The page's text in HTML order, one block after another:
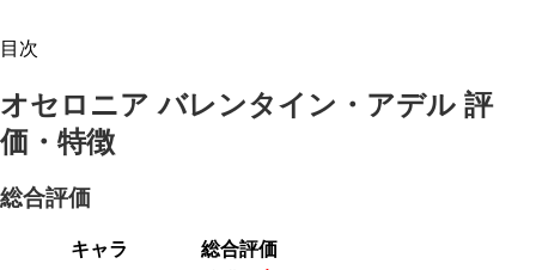
目次
オセロニア バレンタイン・アデル 評
価・特徴
総合評価
キャラ 総合評価